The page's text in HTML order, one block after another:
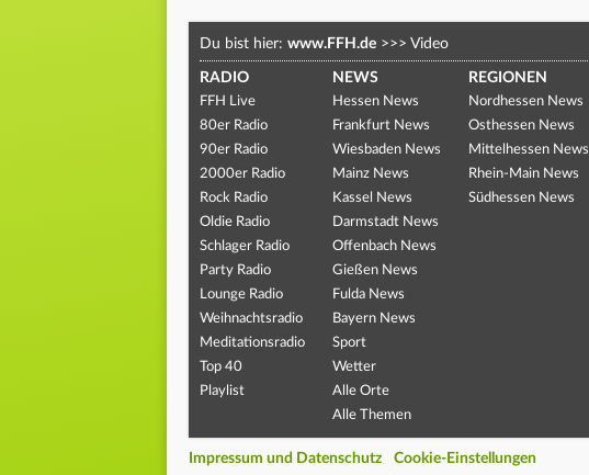
Du bist hier: www.FFH.de >>> Video
RADIO
FFH Live
80er Radio
90er Radio
2000er Radio
Rock Radio
Oldie Radio
Schlager Radio
Party Radio
Lounge Radio
Weihnachtsradio
Meditationsradio
Top 40
Playlist
NEWS
Hessen News
Frankfurt News
Wiesbaden News
Mainz News
Kassel News
Darmstadt News
Offenbach News
Gießen News
Fulda News
Bayern News
Sport
Wetter
Alle Orte
Alle Themen
REGIONEN
Nordhessen News
Osthessen News
Mittelhessen News
Rhein-Main News
Südhessen News
Impressum und Datenschutz Cookie-Einstellungen